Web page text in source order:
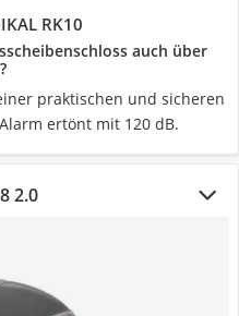
RK10
auch über
praktischen und sicheren
ertönt mit 120 dB.
2.0